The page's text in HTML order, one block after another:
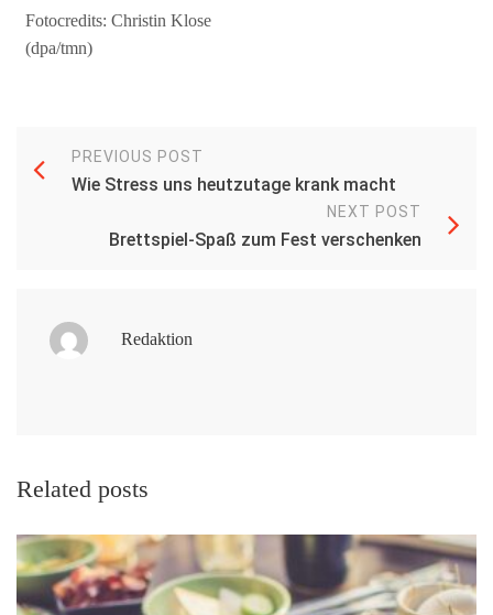
Fotocredits: Christin Klose
(dpa/tmn)
PREVIOUS POST
Wie Stress uns heutzutage krank macht
NEXT POST
Brettspiel-Spaß zum Fest verschenken
Redaktion
Related posts